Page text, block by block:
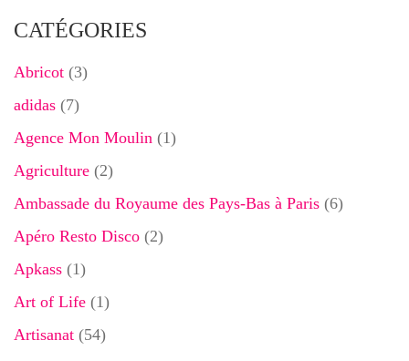
CATÉGORIES
Abricot (3)
adidas (7)
Agence Mon Moulin (1)
Agriculture (2)
Ambassade du Royaume des Pays-Bas à Paris (6)
Apéro Resto Disco (2)
Apkass (1)
Art of Life (1)
Artisanat (54)